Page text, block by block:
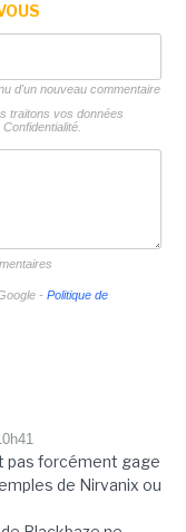
d'un nouveau commentaire
traitons vos données
- Politique de
pas forcément gage
de Nirvanix ou